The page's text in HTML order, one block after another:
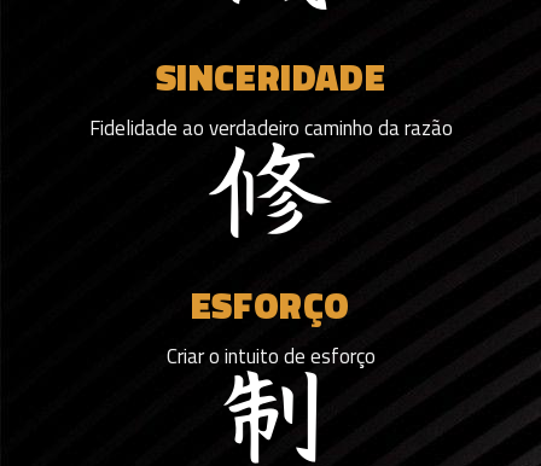
SINCERIDADE
Fidelidade ao verdadeiro caminho da razão
ESFORÇO
Criar o intuito de esforço